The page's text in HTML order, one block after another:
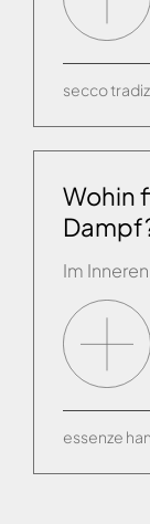
secco
Wohin
essenze